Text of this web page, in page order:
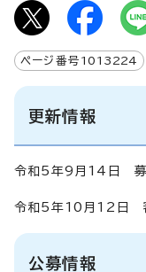
ページ番号 1013224
更新情報
令和5年9月14日 募
令和5年10月12日 審
公募情報